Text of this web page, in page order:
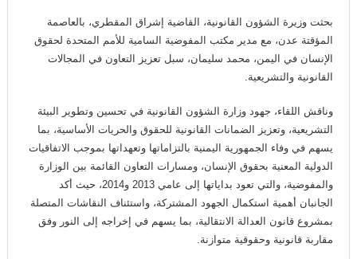
بحثت وزيرة الشؤون القانونية، القاضية إشراق المقطري، بالعاصمة
المؤقتة عدن، مع مدير مكتب المفوضية السامية للأمم المتحدة لحقوق
الإنسان في اليمن، محمد سليمان، سبل تعزيز التعاون في المجالات
القانونية والتشريعية.
وناقش اللقاء، جهود وزارة الشؤون القانونية في تحسين وتطوير البيئة
التشريعية، وتعزيز الضمانات القانونية للحقوق والحريات الأساسية، بما
يسهم في وفاء الجمهورية اليمنية بالتزاماتها وتعهداتها بموجب الاتفاقيات
الدولية المعنية بحقوق الإنسان، ومسارات التعاون القائمة بين الوزارة
والمفوضية، والتي تعود بداياتها إلى عامي 2013 و2014، حيث أكد
الجانبان أهمية استكمال الجهود المشتركة، واستئناف النقاشات المتصلة
بمشروع قانون العدالة الانتقالية، بما يسهم في إخراجه إلى النور وفق
مقاربة قانونية وحقوقية متوازنة.